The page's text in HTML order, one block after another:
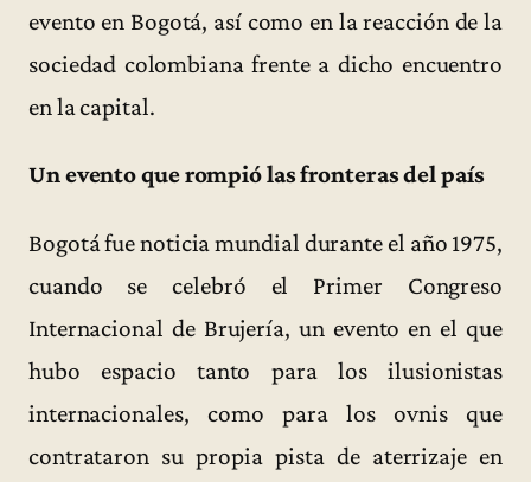
evento en Bogotá, así como en la reacción de la
sociedad colombiana frente a dicho encuentro
en la capital.
Un evento que rompió las fronteras del país
Bogotá fue noticia mundial durante el año 1975,
cuando se celebró el Primer Congreso
Internacional de Brujería, un evento en el que
hubo espacio tanto para los ilusionistas
internacionales, como para los ovnis que
contrataron su propia pista de aterrizaje en